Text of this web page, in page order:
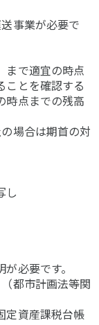
事業が必要で
で適宜の時点
ことを確認する
時点までの残高
場合は期首の対
し
必要です。
都市計画法等関
定資産課税台帳